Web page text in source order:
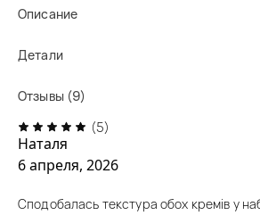
Описание
Детали
Отзывы (9)
(5)
Наталя
6 апреля, 2026
Сподобалась текстура обох кремів у